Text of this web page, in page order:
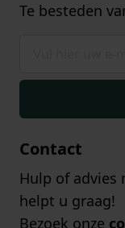
Te besteden
Contact
Hulp of advies
helpt u graag!
Bezoek onze